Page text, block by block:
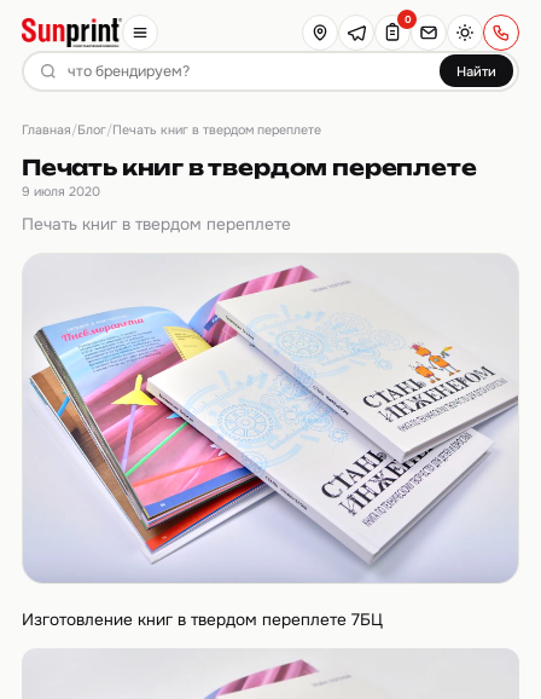
Найти
0
Главная/Блог/Печать книг в твердом переплете
Печать книг в твердом переплете
9 июля 2020
Печать книг в твердом переплете
Изготовление книг в твердом переплете 7БЦ